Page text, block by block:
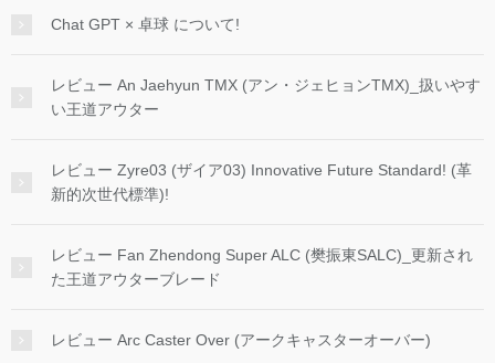
Chat GPT × 卓球 について!
レビュー An Jaehyun TMX (アン・ジェヒョンTMX)_扱いやす
い王道アウター
レビュー Zyre03 (ザイア03) Innovative Future Standard! (革
新的次世代標準)!
レビュー Fan Zhendong Super ALC (樊振東SALC)_更新され
た王道アウターブレード
レビュー Arc Caster Over (アークキャスターオーバー)